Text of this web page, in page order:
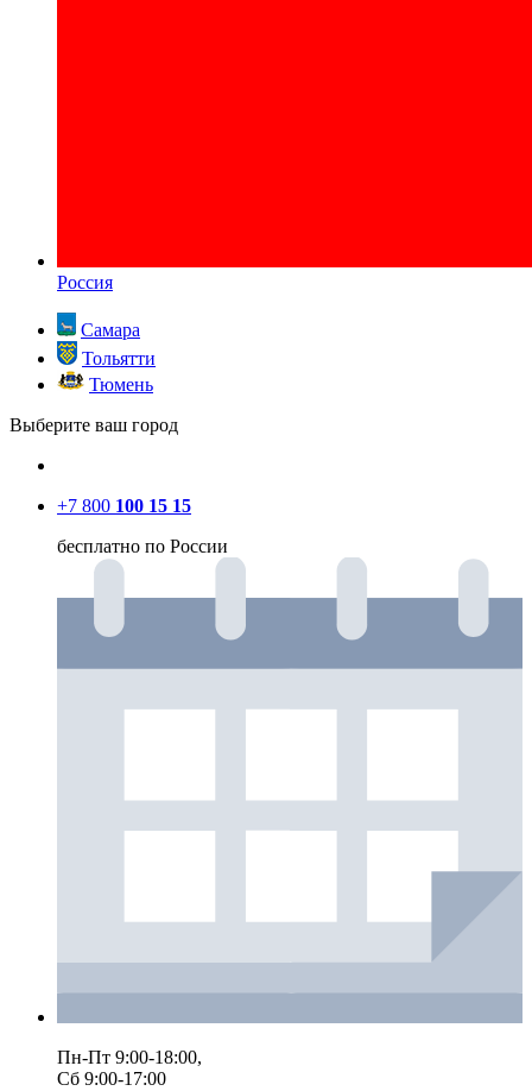
Россия
Самара
Тольятти
Тюмень
Выберите ваш город
+7 800 100 15 15
бесплатно по России
Пн-Пт 9:00-18:00,
Сб 9:00-17:00